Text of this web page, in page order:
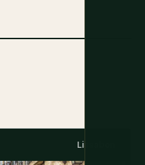
Lissabon